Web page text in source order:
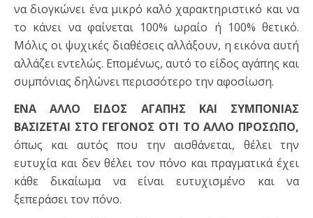
να διογκώνει ένα μικρό καλό χαρακτηριστικό και να
το κάνει να φαίνεται 100% ωραίο ή 100% θετικό.
Μόλις οι ψυχικές διαθέσεις αλλάξουν, η εικόνα αυτή
αλλάζει εντελώς. Επομένως, αυτό το είδος αγάπης και
συμπόνιας δηλώνει περισσότερο την αφοσίωση.
ΕΝΑ ΑΛΛΟ ΕΙΔΟΣ ΑΓΑΠΗΣ ΚΑΙ ΣΥΜΠΟΝΙΑΣ
ΒΑΣΙΖΕΤΑΙ ΣΤΟ ΓΕΓΟΝΟΣ ΟΤΙ ΤΟ ΑΛΛΟ ΠΡΟΣΩΠΟ,
όπως και αυτός που την αισθάνεται, θέλει την
ευτυχία και δεν θέλει τον πόνο και πραγματικά έχει
κάθε δικαίωμα να είναι ευτυχισμένο και να
ξεπεράσει τον πόνο.